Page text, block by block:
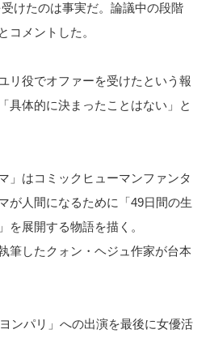
けたのは事実だ。論議中の段階
コメントした。
リ役でオファーを受けたという報
具体的に決まったことはない」と
」はコミックヒューマンファンタ
が人間になるために「49日間の生
を展開する物語を描く。
筆したクォン・ヘジュ作家が台本
ンパリ」への出演を最後に女優活